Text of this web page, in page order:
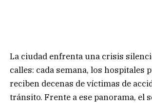
La ciudad enfrenta una crisis
calles: cada semana, los hospitales
reciben decenas de víctimas de
tránsito. Frente a ese panorama, el